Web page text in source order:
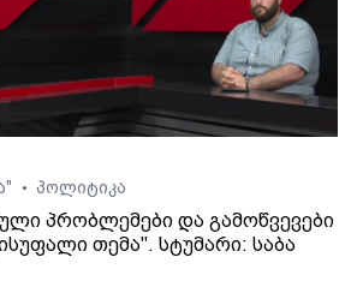
• პოლიტიკა
პრობლემები და გამოწვევები
თემა". სტუმარი: საბა